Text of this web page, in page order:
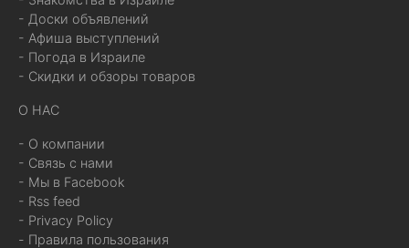
- Доски объявлений
- Афиша выступлений
- Погода в Израиле
- Скидки и обзоры товаров
О НАС
- О компании
- Связь с нами
- Мы в Facebook
- Rss feed
- Privacy Policy
- Правила пользования